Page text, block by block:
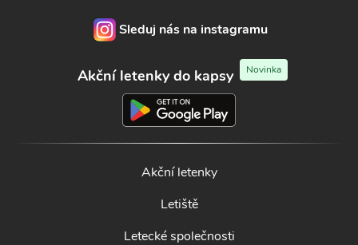
Sleduj nás na instagramu
Akční letenky do kapsy Novinka
Akční letenky
Letiště
Letecké společnosti